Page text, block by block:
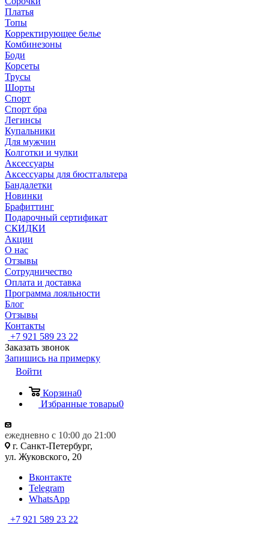
Платья
Топы
Корректирующее белье
Комбинезоны
Боди
Корсеты
Трусы
Шорты
Спорт
Спорт бра
Легинсы
Купальники
Для мужчин
Колготки и чулки
Аксессуары
Аксессуары для бюстгальтера
Бандалетки
Новинки
Брафиттинг
Подарочный сертификат
СКИДКИ
Акции
О нас
Отзывы
Сотрудничество
Оплата и доставка
Программа лояльности
Блог
Отзывы
Контакты
+7 921 589 23 22
Заказать звонок
Запишись на примерку
Войти
Корзина0
Избранные товары0
ежедневно с 10:00 до 21:00
г. Санкт-Петербург,
ул. Жуковского, 20
Вконтакте
Telegram
WhatsApp
+7 921 589 23 22